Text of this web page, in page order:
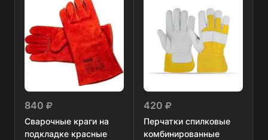
840
Сварочные краги на
подкладке красные
420
Перчатки спилковые
комбинированные